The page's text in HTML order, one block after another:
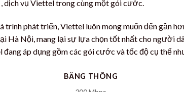
dịch vụ Viettel trong cùng một gói cước.
trình phát triển, Viettel luôn mong muốn đến gần
Hà Nội, mang lại sự lựa chọn tốt nhất cho người
đang áp dụng gồm các gói cước và tốc độ cụ thể
BĂNG THÔNG